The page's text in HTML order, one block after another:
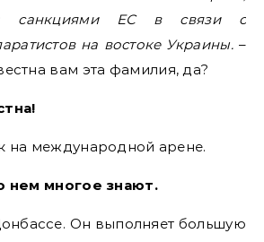
санкциями ЕС в связи с
на востоке Украины.–
вам эта фамилия, да?
на международной арене.
нем многое знают.
Он выполняет большую